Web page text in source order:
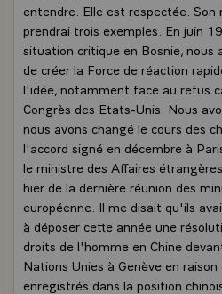
entendre. Elle est respectée.
prendrai trois exemples. En juin
situation critique en Bosnie, nous
de créer la Force de réaction
l'idée, notamment face au refus
Congrès des Etats-Unis. Nous
nous avons changé le cours des
l'accord signé en décembre à
le ministre des Affaires
hier de la dernière réunion des
européenne. Il me disait qu'ils
à déposer cette année une
droits de l'homme en Chine
Nations Unies à Genève en
enregistrés dans la position